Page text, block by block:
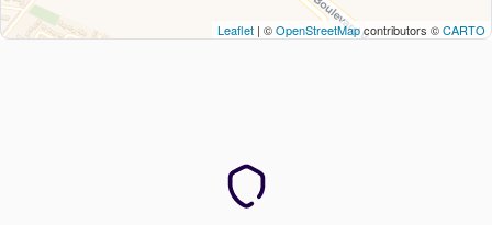
Leaflet | ©OpenStreetMapcontributors ©CARTO